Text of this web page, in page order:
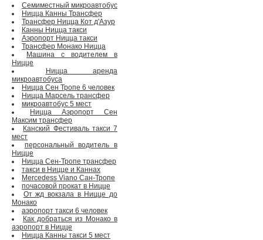
Семиместный микроавтобус
Ницца Канны Трансфер
Трансфер Ницца Кот д'Азур
Канны Ницца такси
Аэропорт Ницца такси
Трансфер Монако Ницца
Машина с водителем в
Ницце
Ницца аренда
микроавтобуса
Ницца Сен Тропе 6 человек
Ницца Марсель трансфер
микроавтобус 5 мест
Ницца Аэропорт Сен
Максим трансфер
Канский Фестиваль такси 7
мест
персональный водитель в
Ницце
Ницца Сен-Тропе трансфер
такси в Ницце и Каннах
Mercedess Viano Сан-Тропе
почасовой прокат в Ницце
От жд вокзала в Ницце до
Монако
аэропорт такси 6 человек
Как добраться из Монако в
аэропорт в Ницце
Ницца Канны такси 5 мест